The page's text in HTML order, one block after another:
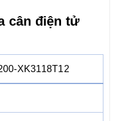
cân điện tử
XK3118T12